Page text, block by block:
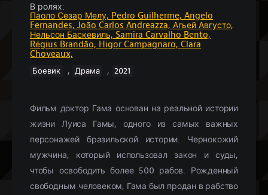
В ролях:
Паоло Сезар Мелу, Pedro Guilherme, Angelo
Fernandes, João Carlos Andreazza, Агьей Августо,
Нельсон Баскевиль, Samira Carvalho Bento,
Régius Brandão, Higor Campagnaro, Clara
Choveaux,
Боевик , Драма , 2021
Фильм доктор Гама основан на реальной истории
жизни Луиса Гамы, одного из самых важных
персонажей бразильской истории. Чернокожий
мужчина, который использовал закон и суды,
чтобы освободить более 500 рабов. Рожденный
свободным человеком, Гама был продан в рабство